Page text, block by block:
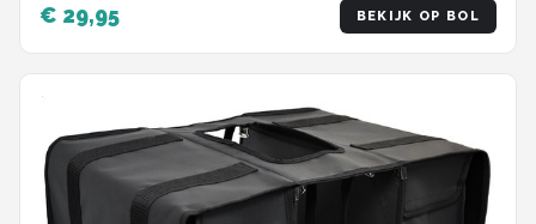
€ 29,95 BEKIJK OP BOL